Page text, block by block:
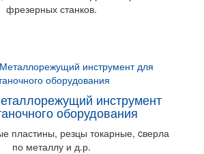
фрезерных станков.
инструмент
оборудования
пластины, резцы токарные, cверла
по металлу и д.р.